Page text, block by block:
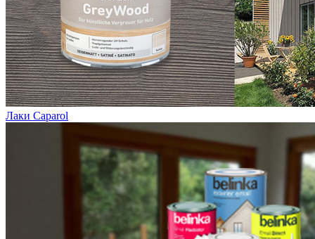
Лаки Caparol